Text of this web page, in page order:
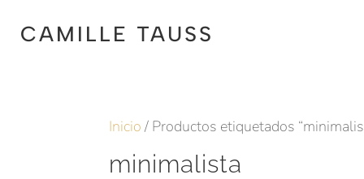
CAMILLE TAUSS
Inicio/ Productos etiquetados
minimalista